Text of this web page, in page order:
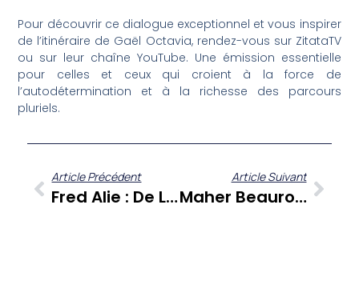
Pour découvrir ce dialogue exceptionnel et vous inspirer
de l’itinéraire de Gaël Octavia, rendez-vous sur ZitataTV
ou sur leur chaîne YouTube. Une émission essentielle
pour celles et ceux qui croient à la force de
l’autodétermination et à la richesse des parcours
pluriels.
Article Précédent
Fred Alie : De L’architecture Au « Groove Caribéen » Et Au Mouvement « Ginga » Dans A Cœur Ouvert
Article Suivant
Maher Beauroy, Le Parcours Stratégique D’un Pianiste Caribéen Entre Jazz Et Zouk